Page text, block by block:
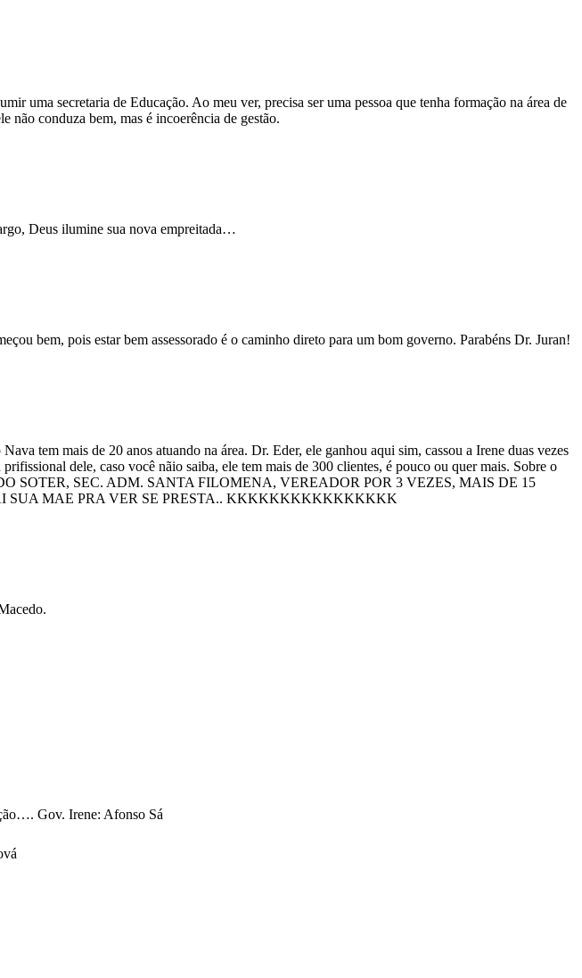
uma secretaria de Educação. Ao meu ver, precisa ser uma pessoa que tenha formação na área de
não conduza bem, mas é incoerência de gestão.
Deus ilumine sua nova empreitada…
bem, pois estar bem assessorado é o caminho direto para um bom governo. Parabéns Dr. Juran!
tem mais de 20 anos atuando na área. Dr. Eder, ele ganhou aqui sim, cassou a Irene duas vezes
dele, caso você nãio saiba, ele tem mais de 300 clientes, é pouco ou quer mais. Sobre o
SOTER, SEC. ADM. SANTA FILOMENA, VEREADOR POR 3 VEZES, MAIS DE 15
SUA MAE PRA VER SE PRESTA.. KKKKKKKKKKKKKKKK
Gov. Irene: Afonso Sá